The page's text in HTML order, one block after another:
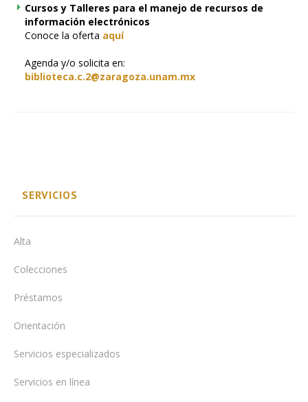
Cursos y Talleres para el manejo de recursos de
información electrónicos
Conoce la oferta aquí
Agenda y/o solicita en:
biblioteca.c.2@zaragoza.unam.mx
SERVICIOS
Alta
Colecciones
Préstamos
Orientación
Servicios especializados
Servicios en línea